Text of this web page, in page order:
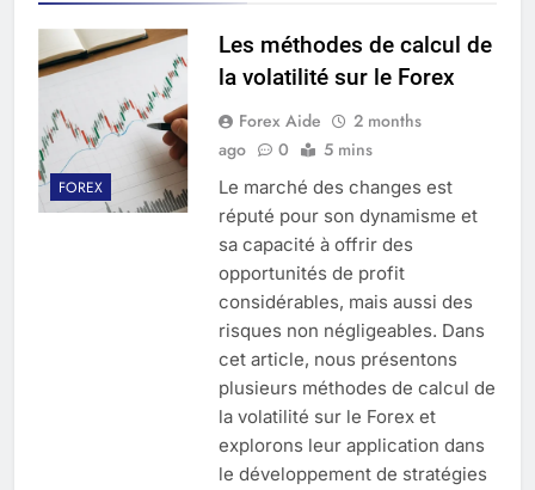
FOREX
Les méthodes de calcul de
la volatilité sur le Forex
Forex Aide
2 months
ago
0 5 mins
Le marché des changes est
réputé pour son dynamisme et
sa capacité à offrir des
opportunités de profit
considérables, mais aussi des
risques non négligeables. Dans
cet article, nous présentons
plusieurs méthodes de calcul de
la volatilité sur le Forex et
explorons leur application dans
le développement de stratégies